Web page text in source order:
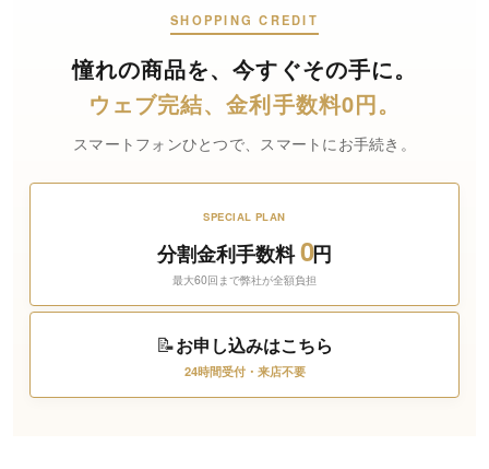
SHOPPING CREDIT
憧れの商品を、今すぐその手に。
ウェブ完結、金利手数料0円。
スマートフォンひとつで、スマートにお手続き。
SPECIAL PLAN
分割金利手数料0円
最大60回まで弊社が全額負担
📝お申し込みはこちら
24時間受付・来店不要